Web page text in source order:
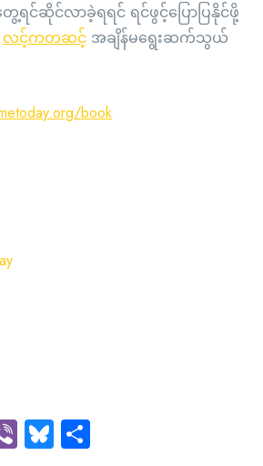
င်ဆိုင်လာခဲ့ရရင် ရင်ဖွင့်ပြောပြနိုင်ဖို့
လင့်ကတဆင့် အချိန်မရွေးဆက်သွယ်
book
ViberBluesky